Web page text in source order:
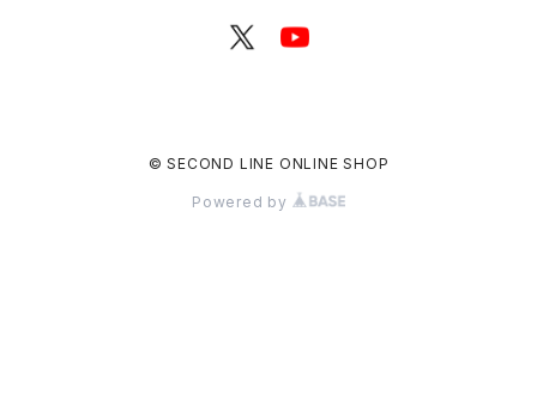
© SECOND LINE ONLINE SHOP
Powered by